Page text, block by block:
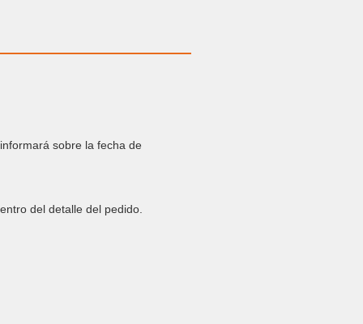
sobre la fecha de
del detalle del pedido.